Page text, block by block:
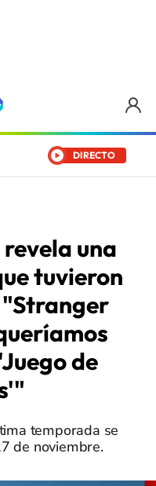
DIRECTO
una
tuvieron
de
temporada se
de noviembre.